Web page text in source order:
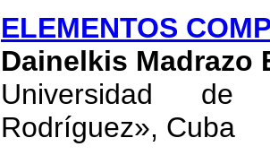
ELEMENTOS
Dainelkis Madrazo
Universidad de
Rodríguez», Cuba